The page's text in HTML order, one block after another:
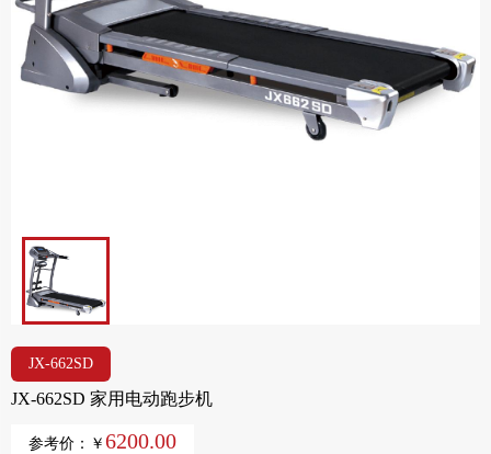
JX-662SD
JX-662SD 家用电动跑步机
参考价：￥ 6200.00